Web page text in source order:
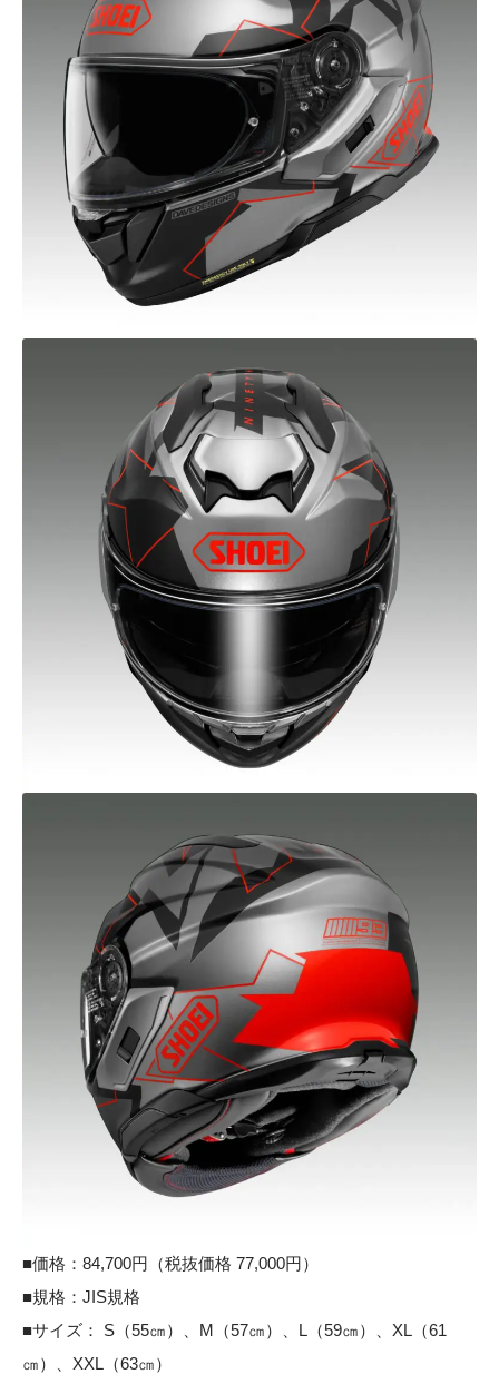
■価格：84,700円（税抜価格 77,000円）
■規格：JIS規格
■サイズ： S（55㎝）、M（57㎝）、L（59㎝）、XL（61
㎝）、XXL（63㎝）